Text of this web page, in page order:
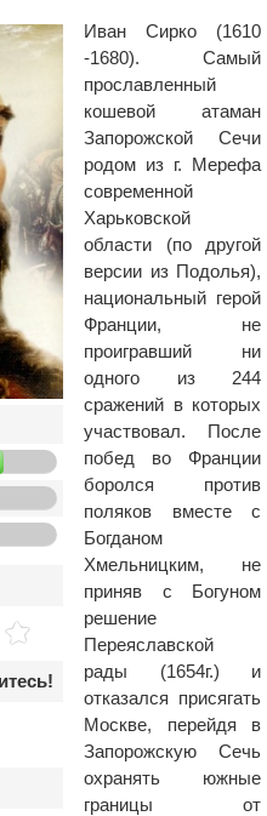
Иван Сирко (1610
-1680). Самый
прославленный
кошевой атаман
Запорожской Сечи
родом из г. Мерефа
современной
Харьковской
области (по другой
версии из Подолья),
национальный герой
Франции, не
проигравший ни
одного из 244
сражений в которых
участвовал. После
побед во Франции
боролся против
поляков вместе с
Богданом
Хмельницким, не
приняв с Богуном
решение
Переяславской
рады (1654г.) и
отказался присягать
Москве, перейдя в
Запорожскую Сечь
охранять южные
границы от